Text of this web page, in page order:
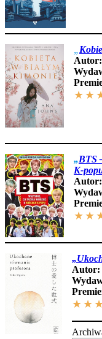
Autor:
★ ★
„BTS
K-
Autor:
★ ★
„
Autor:
★ ★